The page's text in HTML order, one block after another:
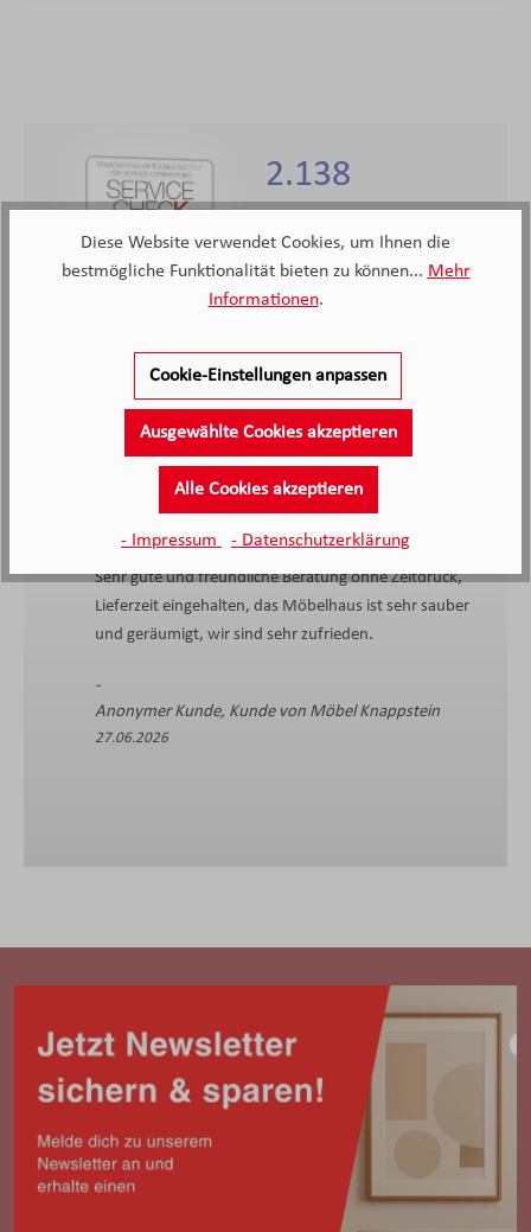
Stand: 09.08.26
2.138
bewertet
4.4
Sehr gute und freundliche Beratung ohne Zeitdruck,
Lieferzeit eingehalten, das Möbelhaus ist sehr sauber
und geräumigt, wir sind sehr zufrieden.
Anonymer Kunde, Kunde von Möbel Knappstein
27.06.2026
Diese Website verwendet Cookies, um Ihnen die
bestmögliche Funktionalität bieten zu können... Mehr
Informationen.
Cookie-Einstellungen anpassen
Ausgewählte Cookies akzeptieren
Alle Cookies akzeptieren
- Impressum - Datenschutzerklärung